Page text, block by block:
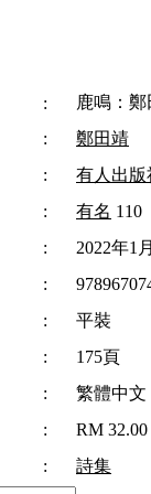
:
鹿鳴：
:
鄭田靖
:
有人出版
: 有名 110
:
2022年1月
:
:
平裝
:
175頁
:
繁體中文
:
RM 32.00
:
詩集